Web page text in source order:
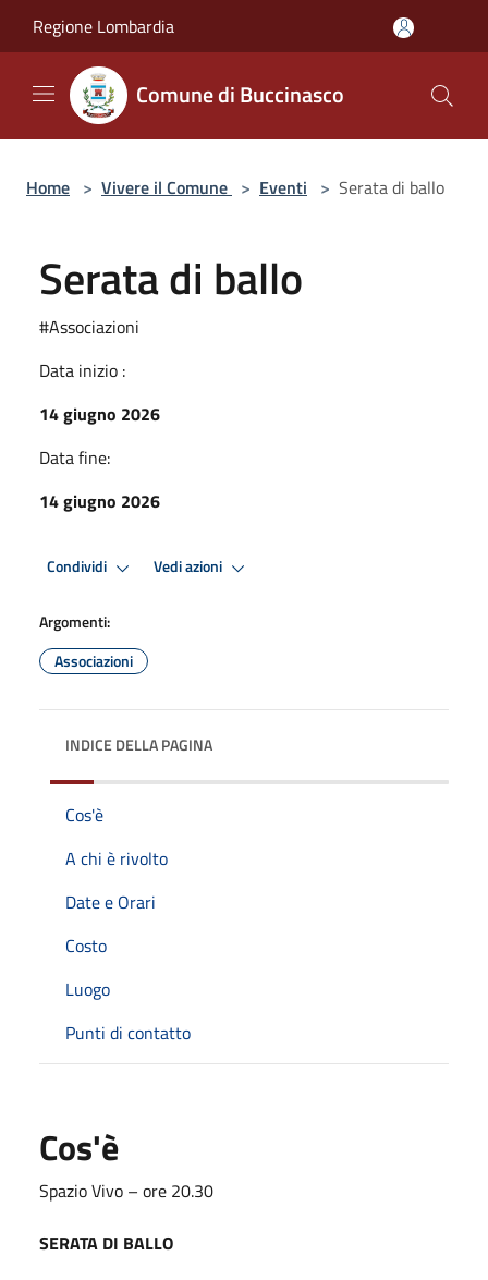
Regione Lombardia
Comune di Buccinasco
Home > Vivere il Comune > Eventi > Serata di ballo
Serata di ballo
#Associazioni
Data inizio :
14 giugno 2026
Data fine:
14 giugno 2026
Condividi Vedi azioni
Argomenti:
Associazioni
INDICE DELLA PAGINA
Cos'è
A chi è rivolto
Date e Orari
Costo
Luogo
Punti di contatto
Cos'è
Spazio Vivo – ore 20.30
SERATA DI BALLO